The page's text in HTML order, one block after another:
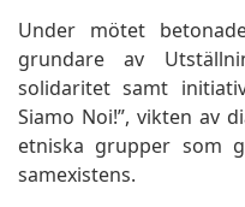
Under mötet
grundare av
solidaritet samt
Siamo Noi!”, vikten av
etniska grupper som
samexistens.